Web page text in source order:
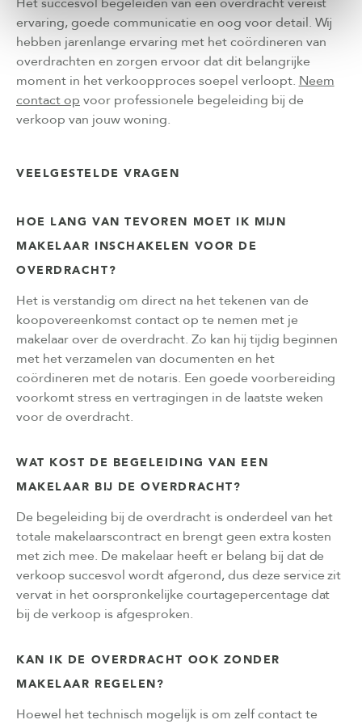
ervaring, goede communicatie en oog voor detail. Wij
hebben jarenlange ervaring met het coördineren van
overdrachten en zorgen ervoor dat dit belangrijke
moment in het verkoopproces soepel verloopt. Neem
contact op voor professionele begeleiding bij de
verkoop van jouw woning.
VEELGESTELDE VRAGEN
HOE LANG VAN TEVOREN MOET IK MIJN
MAKELAAR INSCHAKELEN VOOR DE
OVERDRACHT?
Het is verstandig om direct na het tekenen van de
koopovereenkomst contact op te nemen met je
makelaar over de overdracht. Zo kan hij tijdig beginnen
met het verzamelen van documenten en het
coördineren met de notaris. Een goede voorbereiding
voorkomt stress en vertragingen in de laatste weken
voor de overdracht.
WAT KOST DE BEGELEIDING VAN EEN
MAKELAAR BIJ DE OVERDRACHT?
De begeleiding bij de overdracht is onderdeel van het
totale makelaarscontract en brengt geen extra kosten
met zich mee. De makelaar heeft er belang bij dat de
verkoop succesvol wordt afgerond, dus deze service zit
vervat in het oorspronkelijke courtagepercentage dat
bij de verkoop is afgesproken.
KAN IK DE OVERDRACHT OOK ZONDER
MAKELAAR REGELEN?
Hoewel het technisch mogelijk is om zelf contact te